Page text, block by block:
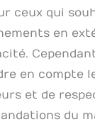
ceux qui
en
en compte
et de
du